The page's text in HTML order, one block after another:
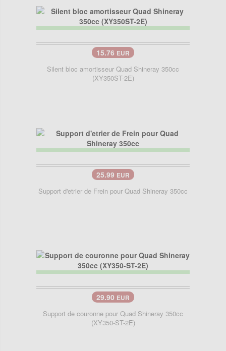
15.76 EUR
Silent bloc amortisseur Quad Shineray 350cc
(XY350ST-2E)
25.99 EUR
Support d'etrier de Frein pour Quad Shineray 350cc
29.90 EUR
Support de couronne pour Quad Shineray 350cc
(XY350-ST-2E)